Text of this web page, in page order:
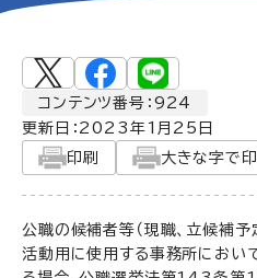
コンテンツ番号：924
更新日： 2023年1月25日
印刷
大きな字で印
公職の候補者等（現職、立候補
活動用に使用する事務所におい